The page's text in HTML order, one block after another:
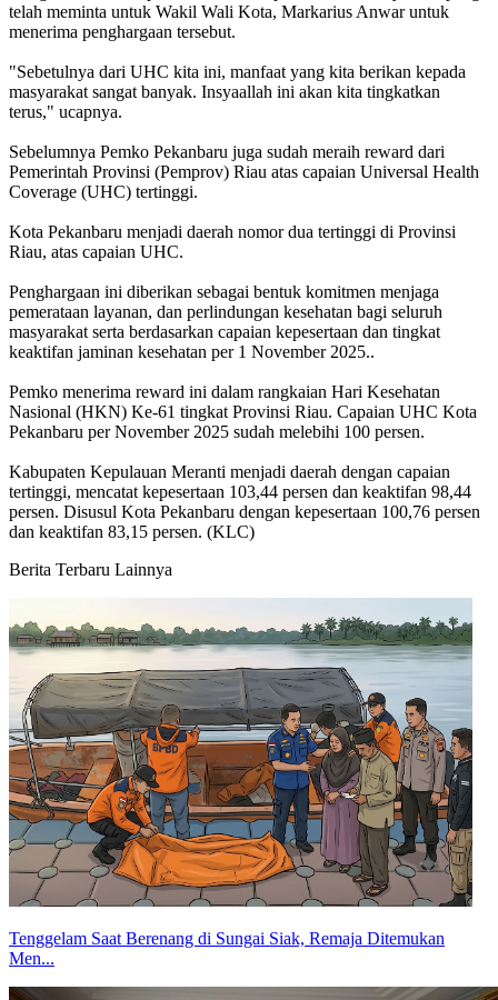
telah meminta untuk Wakil Wali Kota, Markarius Anwar untuk
menerima penghargaan tersebut.
"Sebetulnya dari UHC kita ini, manfaat yang kita berikan kepada
masyarakat sangat banyak. Insyaallah ini akan kita tingkatkan
terus," ucapnya.
Sebelumnya Pemko Pekanbaru juga sudah meraih reward dari
Pemerintah Provinsi (Pemprov) Riau atas capaian Universal Health
Coverage (UHC) tertinggi.
Kota Pekanbaru menjadi daerah nomor dua tertinggi di Provinsi
Riau, atas capaian UHC.
Penghargaan ini diberikan sebagai bentuk komitmen menjaga
pemerataan layanan, dan perlindungan kesehatan bagi seluruh
masyarakat serta berdasarkan capaian kepesertaan dan tingkat
keaktifan jaminan kesehatan per 1 November 2025..
Pemko menerima reward ini dalam rangkaian Hari Kesehatan
Nasional (HKN) Ke-61 tingkat Provinsi Riau. Capaian UHC Kota
Pekanbaru per November 2025 sudah melebihi 100 persen.
Kabupaten Kepulauan Meranti menjadi daerah dengan capaian
tertinggi, mencatat kepesertaan 103,44 persen dan keaktifan 98,44
persen. Disusul Kota Pekanbaru dengan kepesertaan 100,76 persen
dan keaktifan 83,15 persen. (KLC)
Berita Terbaru Lainnya
Tenggelam Saat Berenang di Sungai Siak, Remaja Ditemukan
Men...